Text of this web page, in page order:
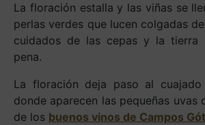
La floración estalla y las viñas se
perlas verdes que lucen colgadas
cuidados de las cepas y la tierra
pena.
La floración deja paso al
donde aparecen las pequeñas uvas
de los buenos vinos de Campos